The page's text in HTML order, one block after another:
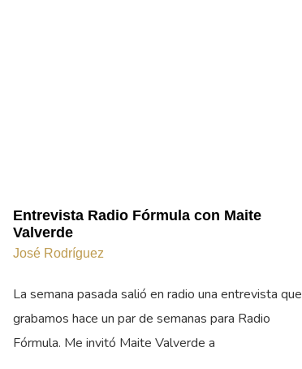
Entrevista Radio Fórmula con Maite
Valverde
José Rodríguez
La semana pasada salió en radio una entrevista que
grabamos hace un par de semanas para Radio
Fórmula. Me invitó Maite Valverde a